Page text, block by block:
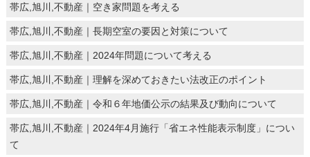
帯広,旭川,不動産｜空き家問題を考える
帯広,旭川,不動産｜長期空室の要因と対策について
帯広,旭川,不動産｜2024年問題について考える
帯広,旭川,不動産｜理解を深めておきたい法改正のポイント
帯広,旭川,不動産｜令和６年地価公示の結果及び動向について
帯広,旭川,不動産｜2024年4月施行「省エネ性能表示制度」につい
て